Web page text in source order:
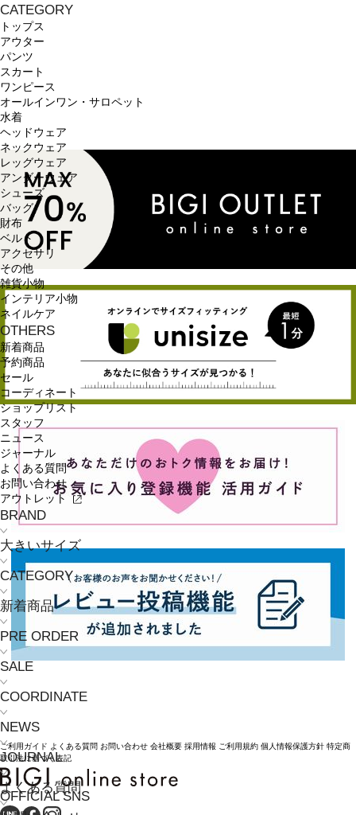
CATEGORY
トップス
アウター
パンツ
スカート
ワンピース
オールインワン・サロペット
水着
ヘッドウェア
ネックウェア
レッグウェア
アンダーウェア
シューズ
バッグ
財布
ベルト
アクセサリ
その他
雑貨小物
インテリア小物
ネイルケア
OTHERS
新着商品
予約商品
セール
コーディネート
ショップリスト
スタッフ
ニュース
ジャーナル
よくある質問
お問い合わせ
アウトレット
BRAND
大きいサイズ
CATEGORY
新着商品
PRE ORDER
SALE
COORDINATE
NEWS
JOURNAL
よくある質問
ご利用ガイド よくある質問 お問い合わせ 会社概要 採用情報 ご利用規約 個人情報保護方針 特定商
取引法に基づく表記
OFFICIAL SNS